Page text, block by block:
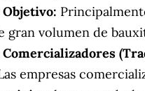
gran volumen de
Comercializadores
empresas